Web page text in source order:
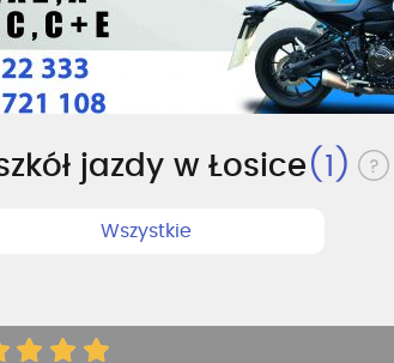
jazdy w Łosice(1)
Wszystkie